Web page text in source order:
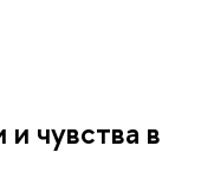
чувства в